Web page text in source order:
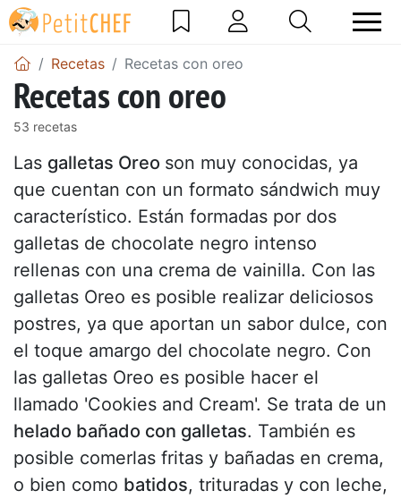
Recetas Recetas con oreo
Recetas con oreo
53 recetas
Las galletas Oreo son muy conocidas, ya
que cuentan con un formato sándwich muy
característico. Están formadas por dos
galletas de chocolate negro intenso
rellenas con una crema de vainilla. Con las
galletas Oreo es posible realizar deliciosos
postres, ya que aportan un sabor dulce, con
el toque amargo del chocolate negro. Con
las galletas Oreo es posible hacer el
llamado 'Cookies and Cream'. Se trata de un
helado bañado con galletas. También es
posible comerlas fritas y bañadas en crema,
o bien como batidos, trituradas y con leche,